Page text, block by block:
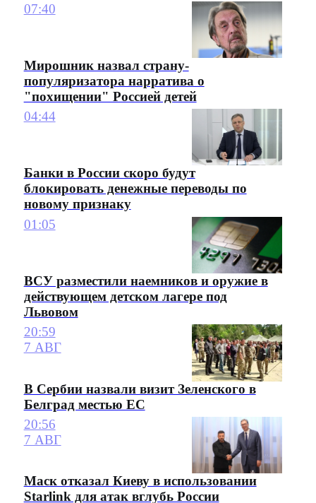
07:40
Мирошник назвал страну-
популяризатора нарратива о
"похищении" Россией детей
04:44
Банки в России скоро будут
блокировать денежные переводы по
новому признаку
01:05
ВСУ разместили наемников и оружие в
действующем детском лагере под
Львовом
20:59
7 АВГ
В Сербии назвали визит Зеленского в
Белград местью ЕС
20:56
7 АВГ
Маск отказал Киеву в использовании
Starlink для атак вглубь России